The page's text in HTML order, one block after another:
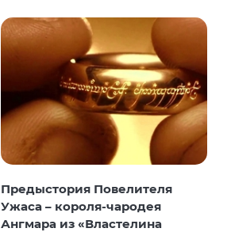
Предыстория Повелителя
Ужаса – короля-чародея
Ангмара из «Властелина